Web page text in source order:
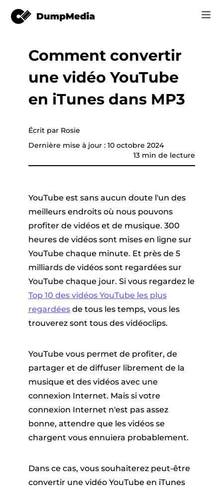
Music
de
Pandora
en ligne
SoundCloud
Vidéo
Outils en ligne
Spotify en mp3
Apple Musique à MP3
Comment
Se connecter
S'inscrire
Comment convertir
une vidéo YouTube
en iTunes dans MP3
Écrit par Rosie
Dernière mise à jour : 10 octobre 2024
13 min de lecture
YouTube est sans aucun doute l'un des
meilleurs endroits où nous pouvons
profiter de vidéos et de musique. 300
heures de vidéos sont mises en ligne sur
YouTube chaque minute. Et près de 5
milliards de vidéos sont regardées sur
YouTube chaque jour. Si vous regardez le
Top 10 des vidéos YouTube les plus
regardéesde tous les temps, vous les
trouverez sont tous des vidéoclips.
YouTube vous permet de profiter, de
partager et de diffuser librement de la
musique et des vidéos avec une
connexion Internet. Mais si votre
connexion Internet n'est pas assez
bonne, attendre que les vidéos se
chargent vous ennuiera probablement.
Dans ce cas, vous souhaiterez peut-être
convertir une vidéo YouTube en iTunes